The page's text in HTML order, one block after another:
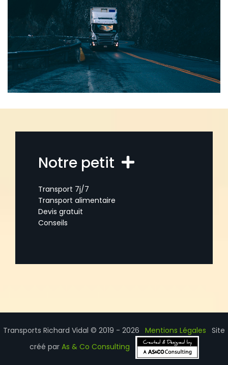
Notre petit
Transport 7j/7
Transport alimentaire
Devis gratuit
Conseils
Transports Richard Vidal © 2019 - 2026 Mentions Légales Site
créé par As & Co Consulting